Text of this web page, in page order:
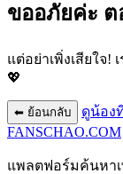
ขออภัยค่ะ ต
แต่อย่าเพิ่งเสียใจ!
💖
⬅ ย้อนกลับ
ดูน้อง
FANSCHAO.COM
แพลตฟอร์มค้นหา